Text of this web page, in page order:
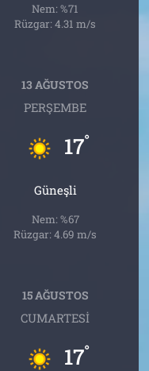
Nem: %71
Rüzgar: 4.31 m/s
13 AĞUSTOS
PERŞEMBE
17°
Güneşli
Nem: %67
Rüzgar: 4.69 m/s
15 AĞUSTOS
CUMARTESI
17°